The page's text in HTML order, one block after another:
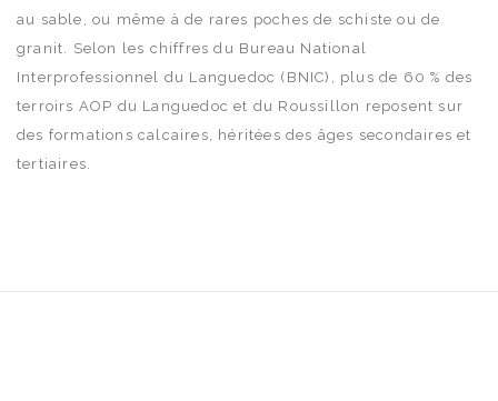
au sable, ou même à de rares poches de schiste ou de
granit. Selon les chiffres du Bureau National
Interprofessionnel du Languedoc (BNIC), plus de 60 % des
terroirs AOP du Languedoc et du Roussillon reposent sur
des formations calcaires, héritées des âges secondaires et
tertiaires.